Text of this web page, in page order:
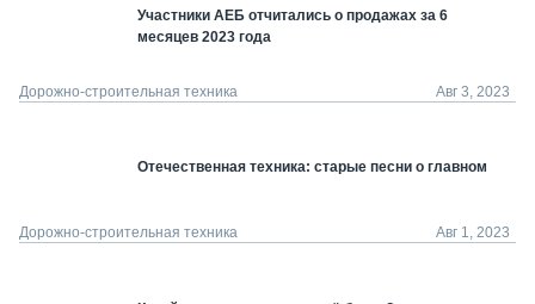
Участники АЕБ отчитались о продажах за 6
месяцев 2023 года
Дорожно-строительная техника Авг 3, 2023
Отечественная техника: старые песни о главном
Дорожно-строительная техника Авг 1, 2023